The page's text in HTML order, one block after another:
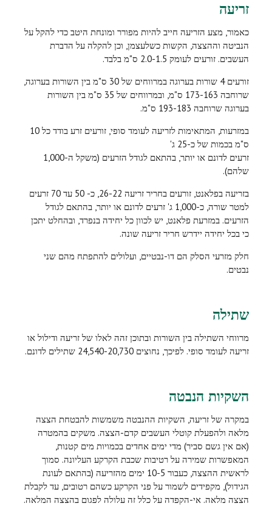
זריעה
כאמור, מצע הזריעה חייב להיות מפורר ומונחת היטב כדי להקל על
הנביטה וההצצה, הקשות כשלעצמן, וכן להקלה על הדברת
העשבים. זורעים לעומק 2.0-1.5 ס"מ בלבד.
זורעים 4 שורות בערוגה במרווחים של 30 ס"מ בין השורות בערוגה,
שרוחבה 173-163 ס"מ, ובמרווחים של 35 ס"מ בין השורות
בערוגה שרוחבה 193-183 ס"מ.
במזרעות, המתאימות לזריעה לעומד סופי, זורעים זרע בודד כל 10
ס"מ בכמות של כ-25 ג'
זרעים לדונם או יותר, בהתאם לגודל הזרעים (משקל ה-1,000
שלהם).
בזריעה בפלאנט, זורעים בחריר זריעה 26-22, כ- 50 עד 70 זרעים
למטר שורה, כ-1,000 ג' זרעים לדונם או יותר, בהתאם לגודל
הזרעים. במזרעת פלאנט, יש לכוון כל יחידה בנפרד, ובהחלט יתכן
כי בכל יחידה יידרש חריר זריעה שונה.
חלק מזרעי הסלק הם דו-נבטיים, ועלולים להתפתח מהם שני
נבטים.
שתילה
מרווחי השתילה בין השורות ובתוכן זהה לאלו של זריעה ודילול או
זריעה לעומד סופי. לפיכך, נחוצים 24,540-20,730 שתילים לדונם.
השקיות הנבטה
במקרה של זריעה, השקיות ההנבטה משמשות להבטחת הצצה
מלאה ולהפעלת קוטלי העשבים קדם-הצצה. משקים בהמטרה
(אם אין גשם סביר) מדי ימים אחדים בכמויות מים קטנות,
המאפשרות שמירה על רטיבות שכבת הקרקע העליונה. סמוך
לראשית ההצצה, כעבור 10-5 ימים מהזריעה (בהתאם לעונת
הגידול), מקפידים לשמור על פני הקרקע כשהם רטובים, עד לקבלת
הצצה מלאה. אי-הקפדה על כלל זה עלולה לפגום בהצצה המלאה.